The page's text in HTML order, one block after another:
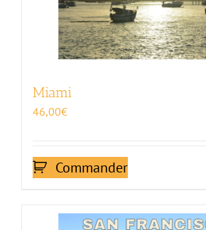
Miami
46,00€
Commander